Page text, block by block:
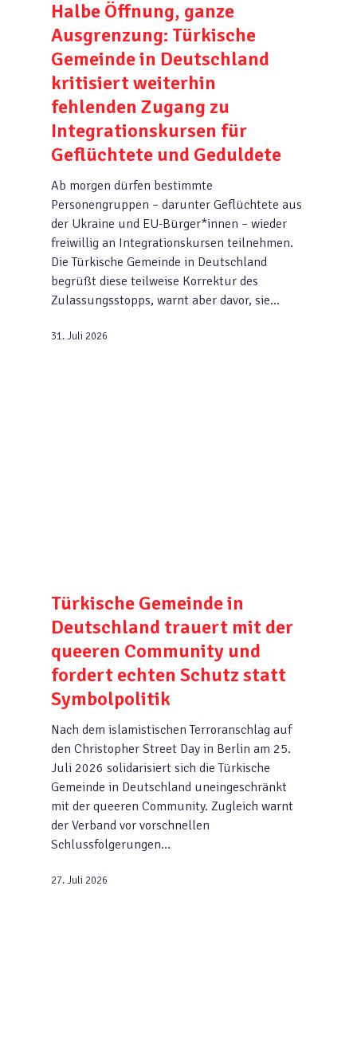
Halbe Öffnung, ganze
Ausgrenzung: Türkische
Gemeinde in Deutschland
kritisiert weiterhin
fehlenden Zugang zu
Integrationskursen für
Geflüchtete und Geduldete
Ab morgen dürfen bestimmte
Personengruppen – darunter Geflüchtete aus
der Ukraine und EU-Bürger*innen – wieder
freiwillig an Integrationskursen teilnehmen.
Die Türkische Gemeinde in Deutschland
begrüßt diese teilweise Korrektur des
Zulassungsstopps, warnt aber davor, sie…
31. Juli 2026
Türkische Gemeinde in
Deutschland trauert mit der
queeren Community und
fordert echten Schutz statt
Symbolpolitik
Nach dem islamistischen Terroranschlag auf
den Christopher Street Day in Berlin am 25.
Juli 2026 solidarisiert sich die Türkische
Gemeinde in Deutschland uneingeschränkt
mit der queeren Community. Zugleich warnt
der Verband vor vorschnellen
Schlussfolgerungen…
27. Juli 2026